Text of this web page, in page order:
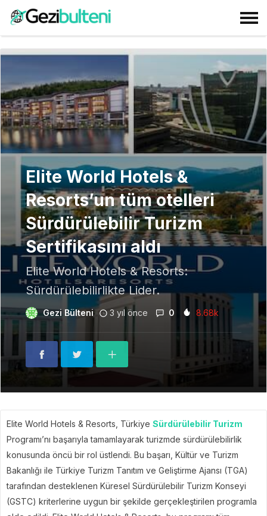
Elite World Hotels &
Resorts’un tüm otelleri
Sürdürülebilir Turizm
Sertifikasını aldı
Elite World Hotels & Resorts:
Sürdürülebilirlikte Lider.
Gezi Bülteni 3 yıl önce 0 8.68k
Elite World Hotels & Resorts, Türkiye Sürdürülebilir Turizm
Programı’nı başarıyla tamamlayarak turizmde sürdürülebilirlik
konusunda öncü bir rol üstlendi. Bu başarı, Kültür ve Turizm
Bakanlığı ile Türkiye Turizm Tanıtım ve Geliştirme Ajansı (TGA)
tarafından desteklenen Küresel Sürdürülebilir Turizm Konseyi
(GSTC) kriterlerine uygun bir şekilde gerçekleştirilen programla